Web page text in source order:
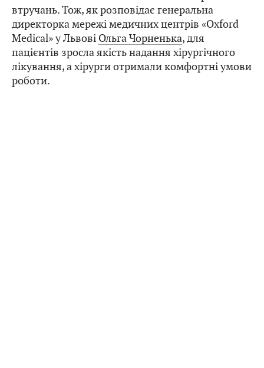
втручань. Тож, як розповідає генеральна
директорка мережі медичних центрів «Oxford
Medical» у Львові Ольга Чорненька, для
пацієнтів зросла якість надання хірургічного
лікування, а хірурги отримали комфортні умови
роботи.